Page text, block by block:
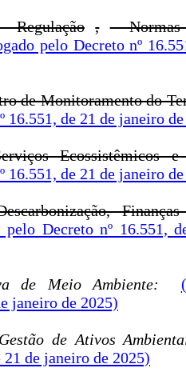
,
Normas
pelo Decreto nº
de Monitoramento do
16.551, de 21 de janeiro
Ecossistêmicos e
16.551, de 21 de janeiro
pelo Decreto nº 16.551,
de Meio Ambiente:
janeiro de 2025)
de Ativos
21 de janeiro de 2025)